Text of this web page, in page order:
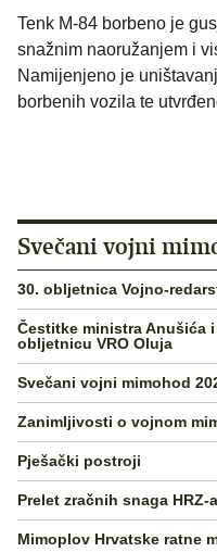
Tenk M-84 borbeno je
snažnim naoružanjem i
Namijenjeno je
borbenih vozila te
Svečani vojni
30. obljetnica Vojno-
Čestitke ministra Anušića
obljetnicu VRO Oluja
Svečani vojni mimohod
Zanimljivosti o vojnom
Pješački postroji
Prelet zračnih snaga HRZ-
Mimoplov Hrvatske ratne